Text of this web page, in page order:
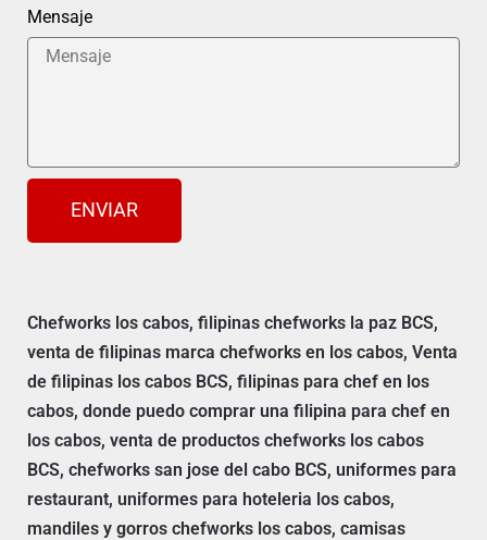
Mensaje
ENVIAR
Chefworks los cabos, filipinas chefworks la paz BCS,
venta de filipinas marca chefworks en los cabos, Venta
de filipinas los cabos BCS, filipinas para chef en los
cabos, donde puedo comprar una filipina para chef en
los cabos, venta de productos chefworks los cabos
BCS, chefworks san jose del cabo BCS, uniformes para
restaurant, uniformes para hoteleria los cabos,
mandiles y gorros chefworks los cabos, camisas